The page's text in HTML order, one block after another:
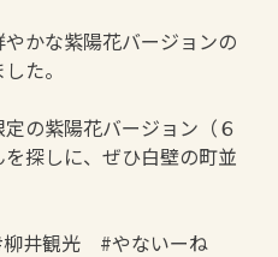
かな紫陽花バージョンの
た。
の紫陽花バージョン（６
探しに、ぜひ白壁の町並
井観光 #やないーね